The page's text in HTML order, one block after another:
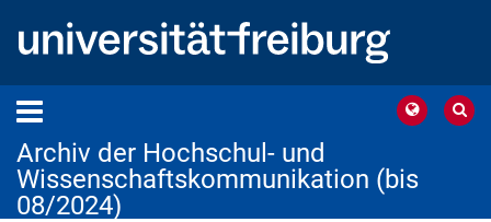
Archiv der Hochschul- und
Wissenschaftskommunikation (bis
08/2024)